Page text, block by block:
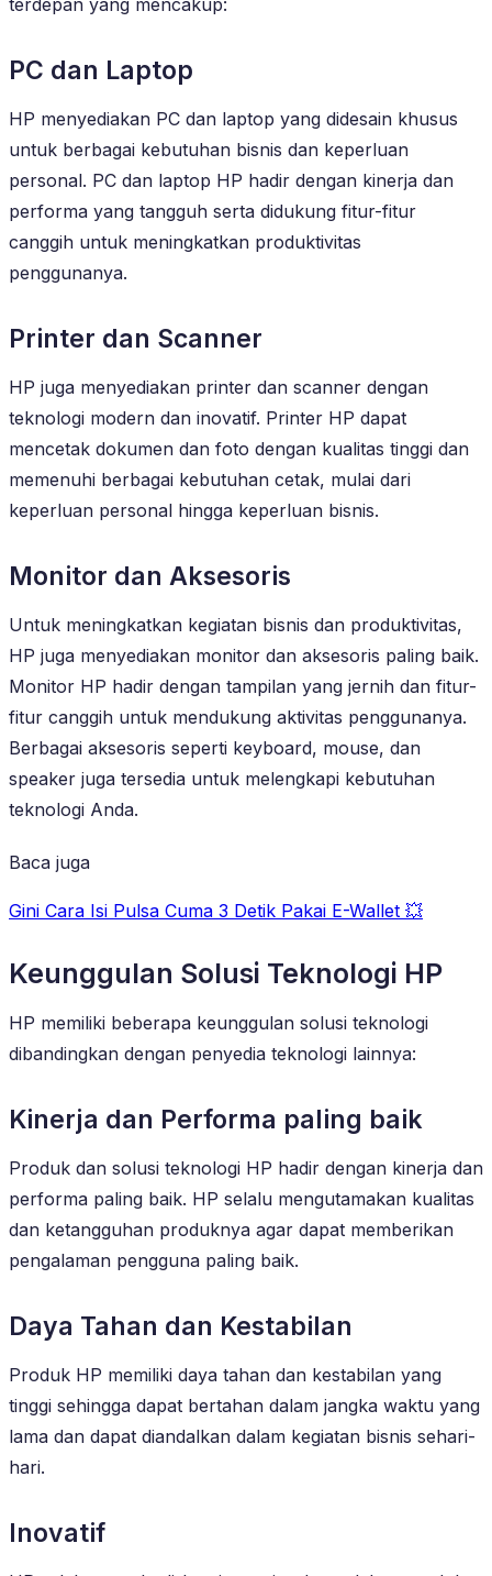
PC dan Laptop
HP menyediakan PC dan laptop yang didesain khusus
untuk berbagai kebutuhan bisnis dan keperluan
personal. PC dan laptop HP hadir dengan kinerja dan
performa yang tangguh serta didukung fitur-fitur
canggih untuk meningkatkan produktivitas
penggunanya.
Printer dan Scanner
HP juga menyediakan printer dan scanner dengan
teknologi modern dan inovatif. Printer HP dapat
mencetak dokumen dan foto dengan kualitas tinggi dan
memenuhi berbagai kebutuhan cetak, mulai dari
keperluan personal hingga keperluan bisnis.
Monitor dan Aksesoris
Untuk meningkatkan kegiatan bisnis dan produktivitas,
HP juga menyediakan monitor dan aksesoris paling baik.
Monitor HP hadir dengan tampilan yang jernih dan fitur-
fitur canggih untuk mendukung aktivitas penggunanya.
Berbagai aksesoris seperti keyboard, mouse, dan
speaker juga tersedia untuk melengkapi kebutuhan
teknologi Anda.
Baca juga
Gini Cara Isi Pulsa Cuma 3 Detik Pakai E-Wallet 💥
Keunggulan Solusi Teknologi HP
HP memiliki beberapa keunggulan solusi teknologi
dibandingkan dengan penyedia teknologi lainnya:
Kinerja dan Performa paling baik
Produk dan solusi teknologi HP hadir dengan kinerja dan
performa paling baik. HP selalu mengutamakan kualitas
dan ketangguhan produknya agar dapat memberikan
pengalaman pengguna paling baik.
Daya Tahan dan Kestabilan
Produk HP memiliki daya tahan dan kestabilan yang
tinggi sehingga dapat bertahan dalam jangka waktu yang
lama dan dapat diandalkan dalam kegiatan bisnis sehari-
hari.
Inovatif